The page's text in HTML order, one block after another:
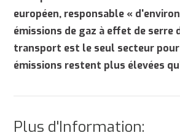
européen, responsable «
émissions de gaz à effet de serre
transport est le seul secteur
émissions restent plus élevées
Plus d'Information: